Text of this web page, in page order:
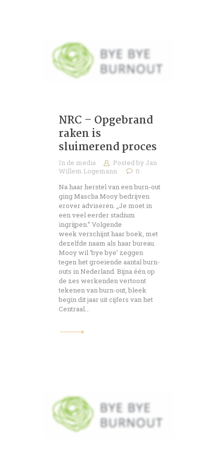
NRC – Opgebrand
raken is
sluimerend proces
In de media Posted by Jan
Willem Logemann
0
Na haar herstel van een burn-out
ging Mascha Mooy bedrijven
erover adviseren. „Je moet in
een veel eerder stadium
ingrijpen.” Volgende
week verschijnt haar boek, met
dezelfde naam als haar bureau.
Mooy wil ‘bye bye’ zeggen
tegen het groeiende aantal burn-
outs in Nederland. Bijna één op
de zes werkenden vertoont
tekenen van burn-out, bleek
begin dit jaar uit cijfers van het
Centraal…